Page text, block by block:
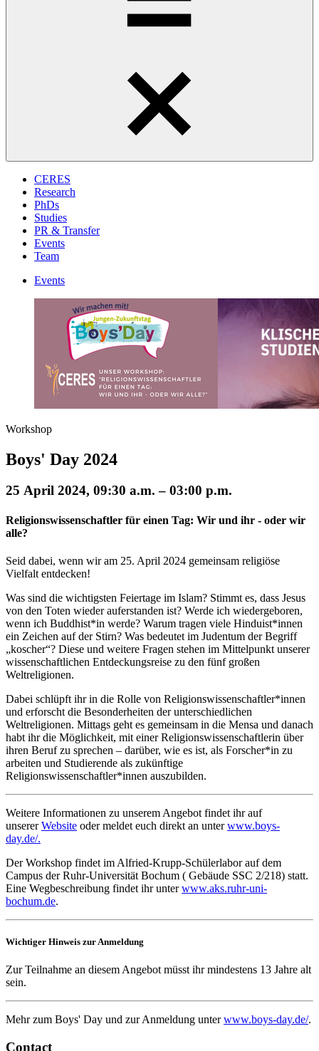
CERES
Research
PhDs
Studies
PR & Transfer
Events
Team
Events
Workshop
Boys' Day 2024
25 April 2024, 09:30 a.m. – 03:00 p.m.
Religionswissenschaftler für einen Tag: Wir und ihr - oder wir
alle?
Seid dabei, wenn wir am 25. April 2024 gemeinsam religiöse
Vielfalt entdecken!
Was sind die wichtigsten Feiertage im Islam? Stimmt es, dass Jesus
von den Toten wieder auferstanden ist? Werde ich wiedergeboren,
wenn ich Buddhist*in werde? Warum tragen viele Hinduist*innen
ein Zeichen auf der Stirn? Was bedeutet im Judentum der Begriff
„koscher“? Diese und weitere Fragen stehen im Mittelpunkt unserer
wissenschaftlichen Entdeckungsreise zu den fünf großen
Weltreligionen.
Dabei schlüpft ihr in die Rolle von Religionswissenschaftler*innen
und erforscht die Besonderheiten der unterschiedlichen
Weltreligionen. Mittags geht es gemeinsam in die Mensa und danach
habt ihr die Möglichkeit, mit einer Religionswissenschaftlerin über
ihren Beruf zu sprechen – darüber, wie es ist, als Forscher*in zu
arbeiten und Studierende als zukünftige
Religionswissenschaftler*innen auszubilden.
Weitere Informationen zu unserem Angebot findet ihr auf
unsererWebsite oder meldet euch direkt an unterwww.boys-
day.de/.
Der Workshop findet im Alfried-Krupp-Schülerlabor auf dem
Campus der Ruhr-Universität Bochum ( Gebäude SSC 2/218) statt.
Eine Wegbeschreibung findet ihr unterwww.aks.ruhr-uni-
bochum.de.
Wichtiger Hinweis zur Anmeldung
Zur Teilnahme an diesem Angebot müsst ihr mindestens 13 Jahre alt
sein.
Mehr zum Boys' Day und zur Anmeldung unterwww.boys-day.de/.
Contact